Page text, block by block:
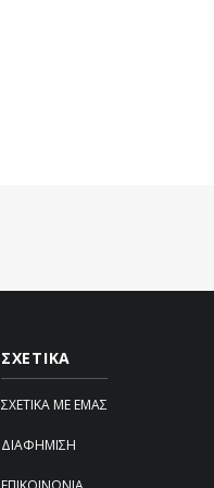
ΣΧΕΤΙΚΑ
ΣΧΕΤΙΚΆ ΜΕ ΕΜΆΣ
ΔΙΑΦΉΜΙΣΗ